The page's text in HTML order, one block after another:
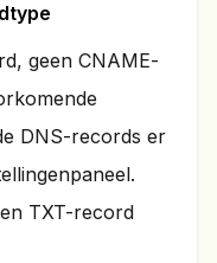
geen CNAME-
DNS-records er
TXT-record